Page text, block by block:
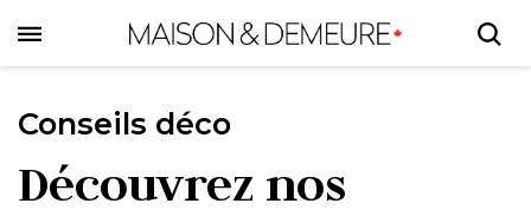
to
main
Conseils déco
Découvrez nos